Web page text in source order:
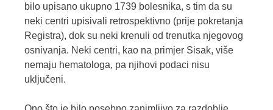
bilo upisano ukupno 1739 bolesnika, s tim da su
neki centri upisivali retrospektivno (prije pokretanja
Registra), dok su neki krenuli od trenutka njegovog
osnivanja. Neki centri, kao na primjer Sisak, više
nemaju hematologa, pa njihovi podaci nisu
uključeni.